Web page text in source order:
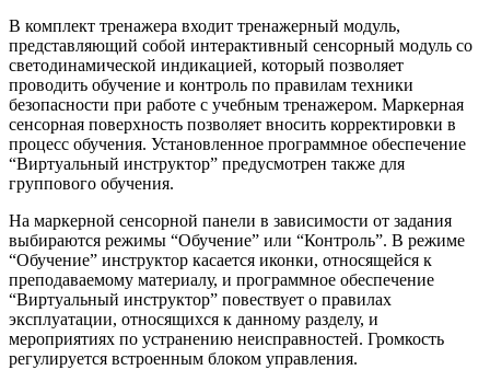
В комплект тренажера входит тренажерный модуль,
представляющий собой интерактивный сенсорный модуль со
светодинамической индикацией, который позволяет
проводить обучение и контроль по правилам техники
безопасности при работе с учебным тренажером. Маркерная
сенсорная поверхность позволяет вносить корректировки в
процесс обучения. Установленное программное обеспечение
“Виртуальный инструктор” предусмотрен также для
группового обучения.
На маркерной сенсорной панели в зависимости от задания
выбираются режимы “Обучение” или “Контроль”. В режиме
“Обучение” инструктор касается иконки, относящейся к
преподаваемому материалу, и программное обеспечение
“Виртуальный инструктор” повествует о правилах
эксплуатации, относящихся к данному разделу, и
мероприятиях по устранению неисправностей. Громкость
регулируется встроенным блоком управления.